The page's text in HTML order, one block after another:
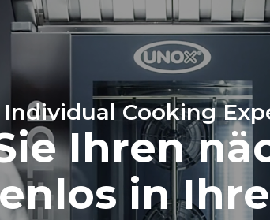
Individual Cooking
Ihren
in